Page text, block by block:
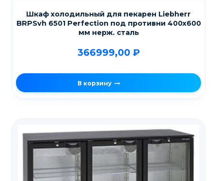
Шкаф холодильный для пекарен Liebherr
BRPSvh 6501 Perfection под противни 400х600
мм нерж. сталь
366999,00 ₽
В корзину